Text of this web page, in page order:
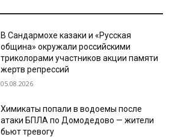
В Сандармохе казаки и «Русская
община» окружали российскими
триколорами участников акции памяти
жертв репрессий
05.08.2026
Химикаты попали в водоемы после
атаки БПЛА по Домодедово — жители
бьют тревогу